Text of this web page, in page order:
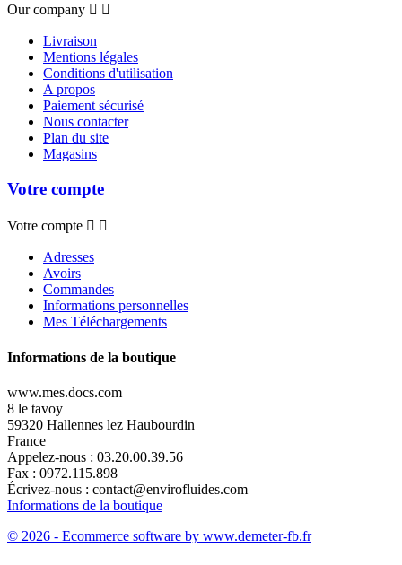
Our company  
Livraison
Mentions légales
Conditions d'utilisation
A propos
Paiement sécurisé
Nous contacter
Plan du site
Magasins
Votre compte
Votre compte  
Adresses
Avoirs
Commandes
Informations personnelles
Mes Téléchargements
Informations de la boutique
www.mes.docs.com
8 le tavoy
59320 Hallennes lez Haubourdin
France
Appelez-nous : 03.20.00.39.56
Fax : 0972.115.898
Écrivez-nous : contact@envirofluides.com
Informations de la boutique
© 2026 - Ecommerce software by www.demeter-fb.fr